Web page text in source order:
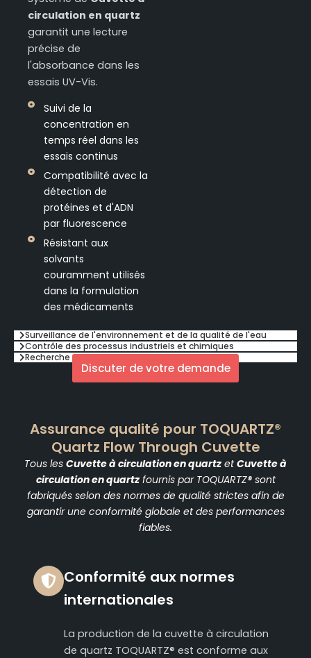
Surveillance de l'environnement et de la qualité de l'eau
Contrôle des processus industriels et chimiques
Recherche universitaire et scientifique
circulation en quartz
garantit une lecture
précise de
l'absorbance dans les
essais UV-Vis.
Suivi de la
concentration en
temps réel dans les
essais continus
Compatibilité avec la
détection de
protéines et d'ADN
par fluorescence
Résistant aux
solvants
couramment utilisés
dans la formulation
des médicaments
Discuter de votre demande
Assurance qualité pour TOQUARTZ®
Quartz Flow Through Cuvette
Tous les Cuvette à circulation en quartz etCuvette à
circulation en quartzfournis par TOQUARTZ® sont
fabriqués selon des normes de qualité strictes afin de
garantir une conformité globale et des performances
fiables.
Conformité aux normes
internationales
La production de la cuvette à circulation
de quartz TOQUARTZ® est conforme aux